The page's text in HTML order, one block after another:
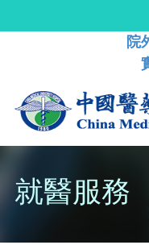
院
就醫服務